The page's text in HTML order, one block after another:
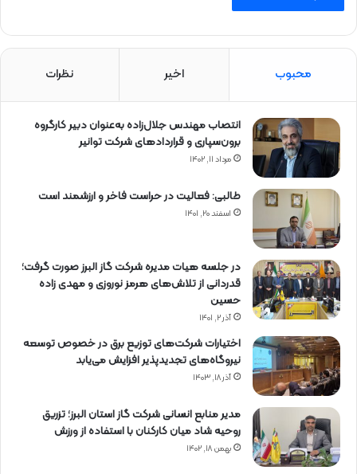
محبوب اخیر نظرات
انتصاب مهندس جلال‌زاده به‌عنوان دبیر كارگروه
برون‌سپاری و قراردادهای شركت توانیر
مرداد ۱۱, ۱۴۰۲
طالبی: فعالیت در حراست فاخر و ارزشمند است
اسفند ۲۰, ۱۴۰۱
در جلسه هیات مدیره شرکت گاز البرز صورت گرفت؛
قدردانی از تلاش‌های هرمز نوروزی و مهدی زاده
حسین
آذر ۲, ۱۴۰۱
اختیارات شرکت‌های توزیع برق در خصوص توسعه
نیروگاه‌های تجدیدپذیر افزایش می‌یابد
آذر ۱۸, ۱۴۰۳
مدیر منابع انسانی شرکت گاز استان البرز؛ تزریق
روحیه شاد میان کارکنان با استفاده از ورزش
بهمن ۱۸, ۱۴۰۲